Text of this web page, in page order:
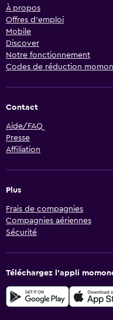
À propos
Offres d’emploi
Mobile
Discover
Notre fonctionnement
Codes de réduction
Contact
Aide/FAQ
Presse
Affiliation
Plus
Frais de compagnies
Compagnies aériennes
Sécurité
Téléchargez l’appli